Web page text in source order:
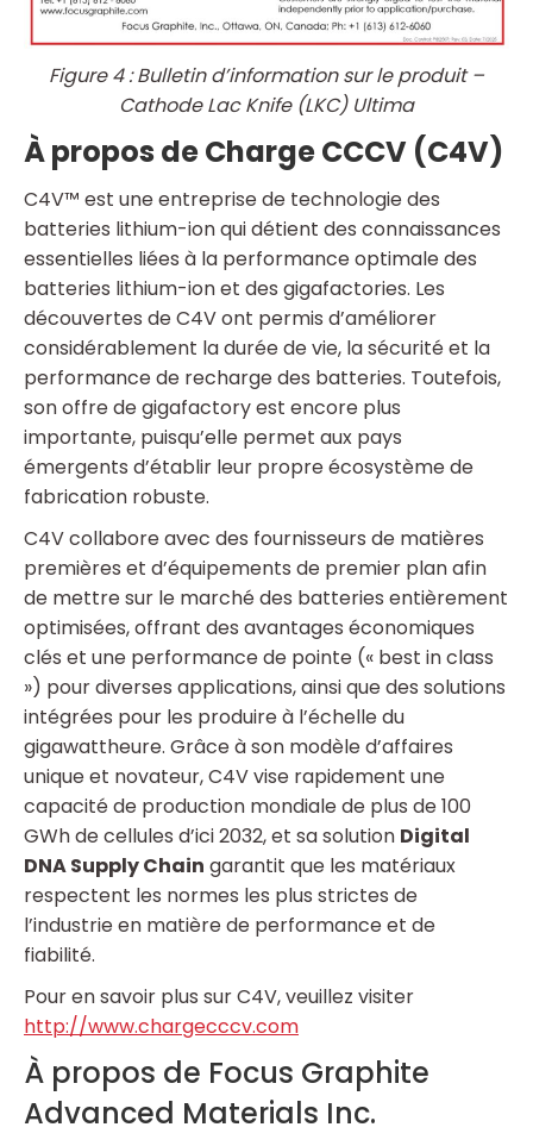
Figure 4 : Bulletin d’information sur le produit –
Cathode Lac Knife (LKC) Ultima
À propos de Charge CCCV (C4V)
C4V™ est une entreprise de technologie des
batteries lithium-ion qui détient des connaissances
essentielles liées à la performance optimale des
batteries lithium-ion et des gigafactories. Les
découvertes de C4V ont permis d’améliorer
considérablement la durée de vie, la sécurité et la
performance de recharge des batteries. Toutefois,
son offre de gigafactory est encore plus
importante, puisqu’elle permet aux pays
émergents d’établir leur propre écosystème de
fabrication robuste.
C4V collabore avec des fournisseurs de matières
premières et d’équipements de premier plan afin
de mettre sur le marché des batteries entièrement
optimisées, offrant des avantages économiques
clés et une performance de pointe (« best in class
») pour diverses applications, ainsi que des solutions
intégrées pour les produire à l’échelle du
gigawattheure. Grâce à son modèle d’affaires
unique et novateur, C4V vise rapidement une
capacité de production mondiale de plus de 100
GWh de cellules d’ici 2032, et sa solution Digital
DNA Supply Chain garantit que les matériaux
respectent les normes les plus strictes de
l’industrie en matière de performance et de
fiabilité.
Pour en savoir plus sur C4V, veuillez visiter
http://www.chargecccv.com
À propos de Focus Graphite
Advanced Materials Inc.